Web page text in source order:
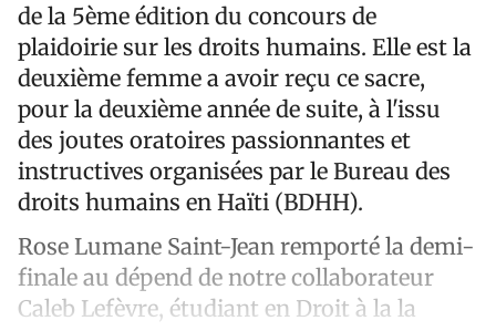
de la 5ème édition du concours de
plaidoirie sur les droits humains. Elle est la
deuxième femme a avoir reçu ce sacre,
pour la deuxième année de suite, à l'issu
des joutes oratoires passionnantes et
instructives organisées par le Bureau des
droits humains en Haïti (BDHH).
Rose Lumane Saint-Jean remporté la demi-
finale au dépend de notre collaborateur
Caleb Lefèvre, étudiant en Droit à la la